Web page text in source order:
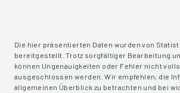
Die hier präsentierten Daten wurden von
bereitgestellt. Trotz sorgfältiger Bearbeitung
können Ungenauigkeiten oder Fehler nicht
ausgeschlossen werden. Wir empfehlen, die
allgemeinen Überblick zu betrachten und bei